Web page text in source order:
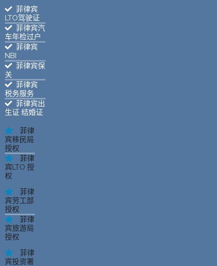
菲律宾
LTO驾驶证
菲律宾汽
车年检过户
菲律宾
NBI
菲律宾保
关
菲律宾
税务服务
菲律宾出
生证 结婚证
菲律
宾移民局
授权
菲律
宾LTO 授
权
菲律
宾劳工部
授权
菲律
宾旅游局
授权
菲律
宾投资署